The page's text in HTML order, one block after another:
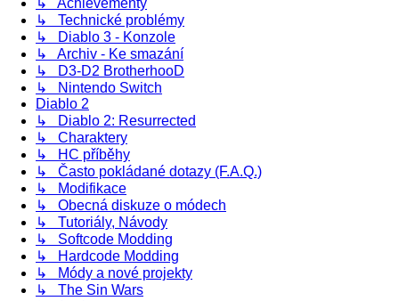
↳ Achievementy
↳ Technické problémy
↳ Diablo 3 - Konzole
↳ Archiv - Ke smazání
↳ D3-D2 BrotherhooD
↳ Nintendo Switch
Diablo 2
↳ Diablo 2: Resurrected
↳ Charaktery
↳ HC příběhy
↳ Často pokládané dotazy (F.A.Q.)
↳ Modifikace
↳ Obecná diskuze o módech
↳ Tutoriály, Návody
↳ Softcode Modding
↳ Hardcode Modding
↳ Módy a nové projekty
↳ The Sin Wars